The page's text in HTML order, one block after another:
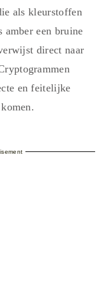
als kleurstoffen
een bruine
direct naar
en feitelijke